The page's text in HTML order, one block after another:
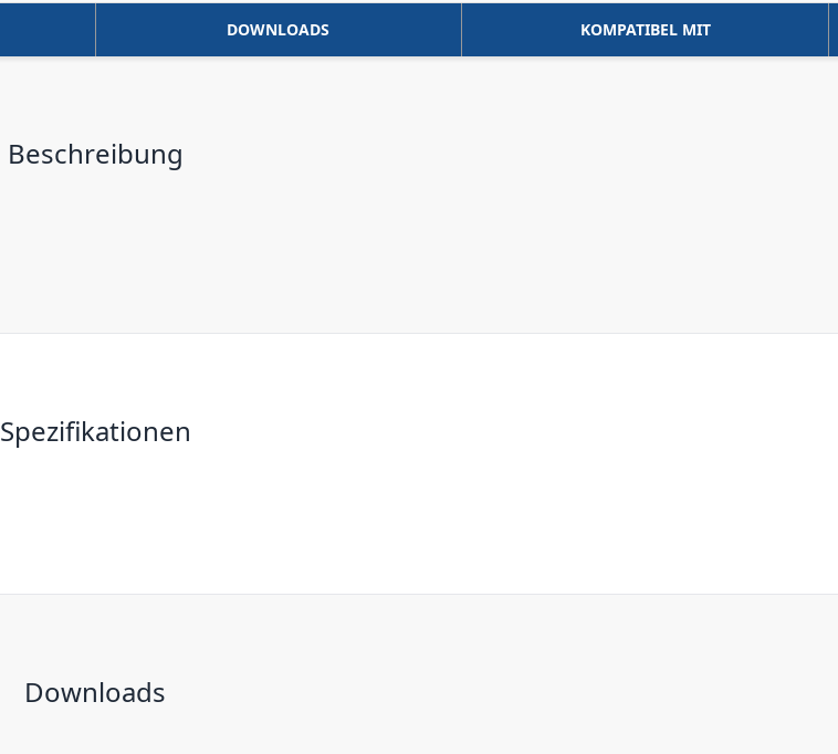
DOWNLOADS KOMPATIBEL MIT
Beschreibung
Spezifikationen
Downloads